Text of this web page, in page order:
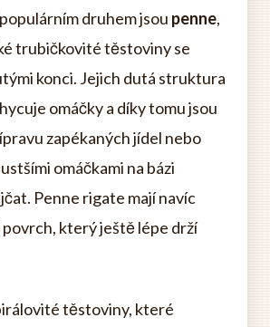
druhem jsou penne,
trubičkovité těstoviny se
konci. Jejich dutá struktura
omáčky a díky tomu jsou
zapékaných jídel nebo
omáčkami na bázi
Penne rigate mají navíc
který ještě lépe drží
těstoviny, které